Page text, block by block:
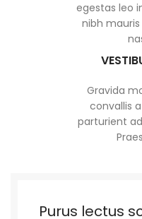
egestas leo
nibh
Gravida
convallis
parturient
Purus lectus